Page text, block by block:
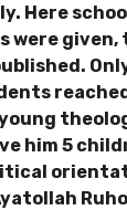
Here
were given,
him 5